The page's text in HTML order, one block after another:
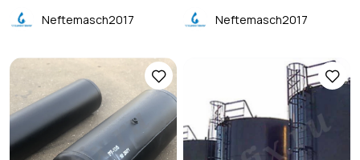
Neftemasch2017 Neftemasch2017